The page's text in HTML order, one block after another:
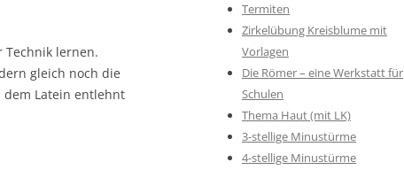
Technik lernen.
gleich noch die
dem Latein entlehnt
Termiten
Zirkelübung Kreisblume mit
Vorlagen
Die Römer – eine Werkstatt für
Schulen
Thema Haut (mit LK)
3-stellige Minustürme
4-stellige Minustürme